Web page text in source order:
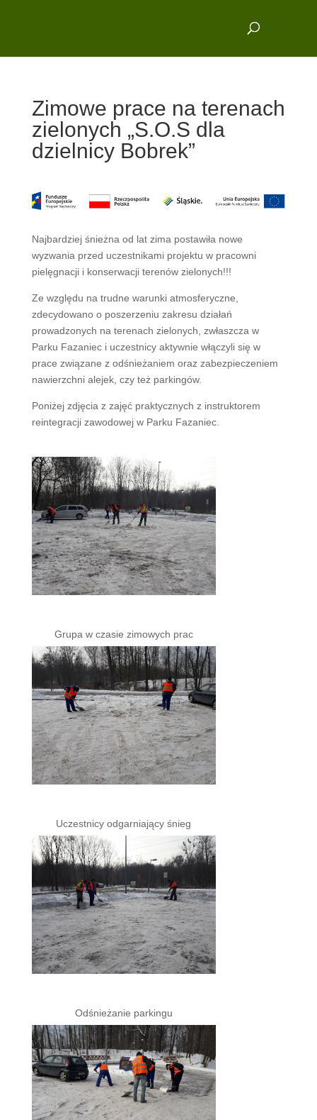
Zimowe prace na terenach
zielonych „S.O.S dla
dzielnicy Bobrek”
Najbardziej śnieżna od lat zima postawiła nowe
wyzwania przed uczestnikami projektu w pracowni
pielęgnacji i konserwacji terenów zielonych!!!
Ze względu na trudne warunki atmosferyczne,
zdecydowano o poszerzeniu zakresu działań
prowadzonych na terenach zielonych, zwłaszcza w
Parku Fazaniec i uczestnicy aktywnie włączyli się w
prace związane z odśnieżaniem oraz zabezpieczeniem
nawierzchni alejek, czy też parkingów.
Poniżej zdjęcia z zajęć praktycznych z instruktorem
reintegracji zawodowej w Parku Fazaniec.
Grupa w czasie zimowych prac
Uczestnicy odgarniający śnieg
Odśnieżanie parkingu